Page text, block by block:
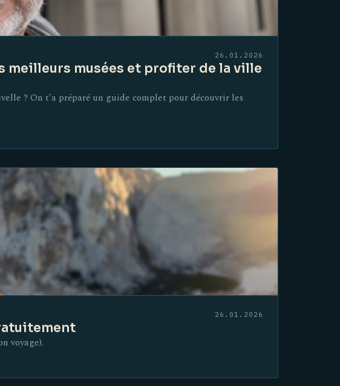
26.01.2026
meilleurs musées et profiter de la ville
? On t’a préparé un guide complet pour découvrir les
26.01.2026
voyage).